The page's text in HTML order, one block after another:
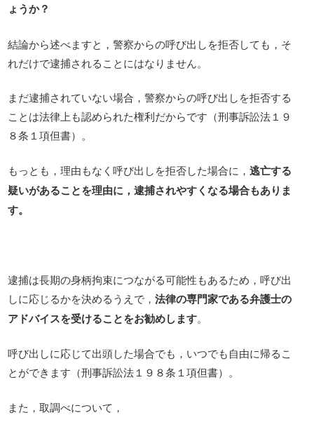
ょうか？
結論から述べますと，警察からの呼び出しを拒否しても，そ
れだけで逮捕されることにはなりません。
まだ逮捕されていない場合，警察からの呼び出しを拒否する
ことは法律上も認められた権利だからです（刑事訴訟法１９
８条１項但書）。
もっとも，理由もなく呼び出しを拒否した場合に，逃亡する
疑いがあることを理由に，逮捕されやすくなる場合もありま
す。
逮捕は長期の身柄拘束につながる可能性もあるため，呼び出
しに応じるかを決めるうえで，法律の専門家である弁護士の
アドバイスを受けることをお勧めします。
呼び出しに応じて出頭した場合でも，いつでも自由に帰るこ
とができます（刑事訴訟法１９８条１項但書）。
また，取調べについて，